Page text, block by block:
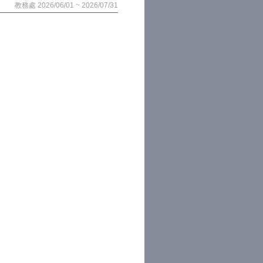
教務處 2026/06/01 ~ 2026/07/31